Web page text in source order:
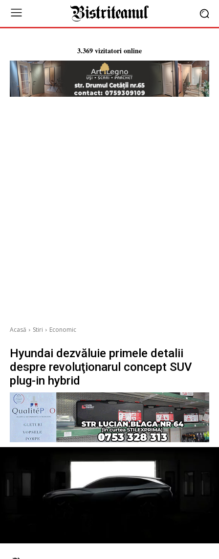
3.369 vizitatori online
Acasă Stiri Economic
Hyundai dezvăluie primele detalii
despre revoluţionarul concept SUV
plug-in hybrid